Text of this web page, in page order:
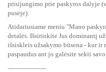
prisijungimo prie paskyros dalyje
pusėje).
Atidariusiame meniu "Mano
detalės. Išsirinkite Jus dominantį
išsiskleis užsakymo būsena - kur
paspaudus ant jo galėsite sekti
-------------------